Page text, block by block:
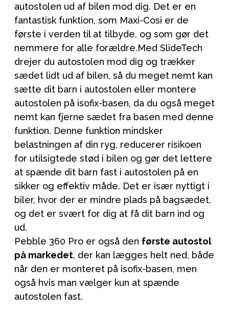
autostolen ud af bilen mod dig. Det er en
fantastisk funktion, som Maxi-Cosi er de
første i verden til at tilbyde, og som gør det
nemmere for alle forældre.Med SlideTech
drejer du autostolen mod dig og trækker
sædet lidt ud af bilen, så du meget nemt kan
sætte dit barn i autostolen eller montere
autostolen på isofix-basen, da du også meget
nemt kan fjerne sædet fra basen med denne
funktion. Denne funktion mindsker
belastningen af din ryg, reducerer risikoen
for utilsigtede stød i bilen og gør det lettere
at spænde dit barn fast i autostolen på en
sikker og effektiv måde. Det er især nyttigt i
biler, hvor der er mindre plads på bagsædet,
og det er svært for dig at få dit barn ind og
ud.
Pebble 360 Pro er også den første autostol
på markedet, der kan lægges helt ned, både
når den er monteret på isofix-basen, men
også hvis man vælger kun at spænde
autostolen fast.